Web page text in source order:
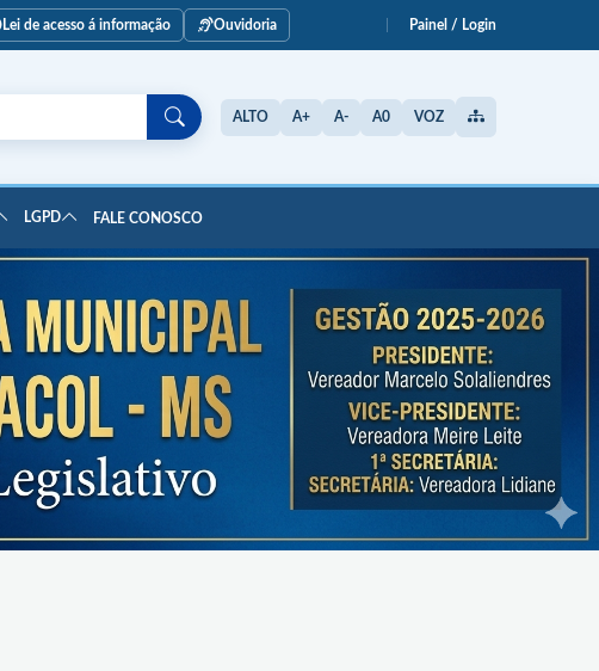
Lei de acesso á informação Ouvidoria Painel / Login
ALTO A+ A- A0 VOZ
LGPD FALE CONOSCO